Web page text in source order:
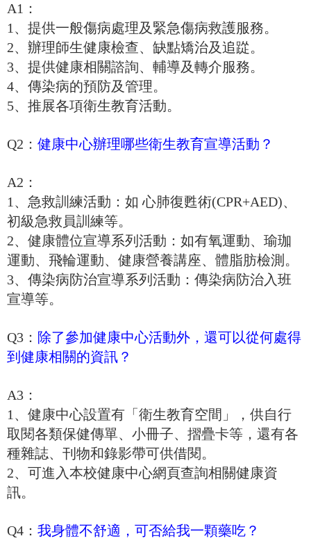
A1：
1、提供一般傷病處理及緊急傷病救護服務。
2、辦理師生健康檢查、缺點矯治及追踨。
3、提供健康相關諮詢、輔導及轉介服務。
4、傳染病的預防及管理。
5、推展各項衛生教育活動。
Q2： 健康中心辦理哪些衛生教育宣導活動？
A2：
1 、 急救訓練活動：如 心肺復甦術(CPR+AED)、
初級急救員訓練等。
2、健康體位宣導系列活動：如有氧運動、瑜珈
運動、飛輪運動、健康營養講座、體脂肪檢測。
3、傳染病防治宣導系列活動：傳染病防治入班
宣導等。
Q3： 除了參加健康中心活動外，還可以從何處得
到健康相關的資訊？
A3：
1、健康中心設置有「衛生教育空間」，供自行
取閱各類保健傳單、小冊子、摺疊卡等，還有各
種雜誌、刊物和錄影帶可供借閱。
2、可進入本校健康中心網頁查詢相關健康資
訊。
Q4： 我身體不舒適，可否給我一顆藥吃？